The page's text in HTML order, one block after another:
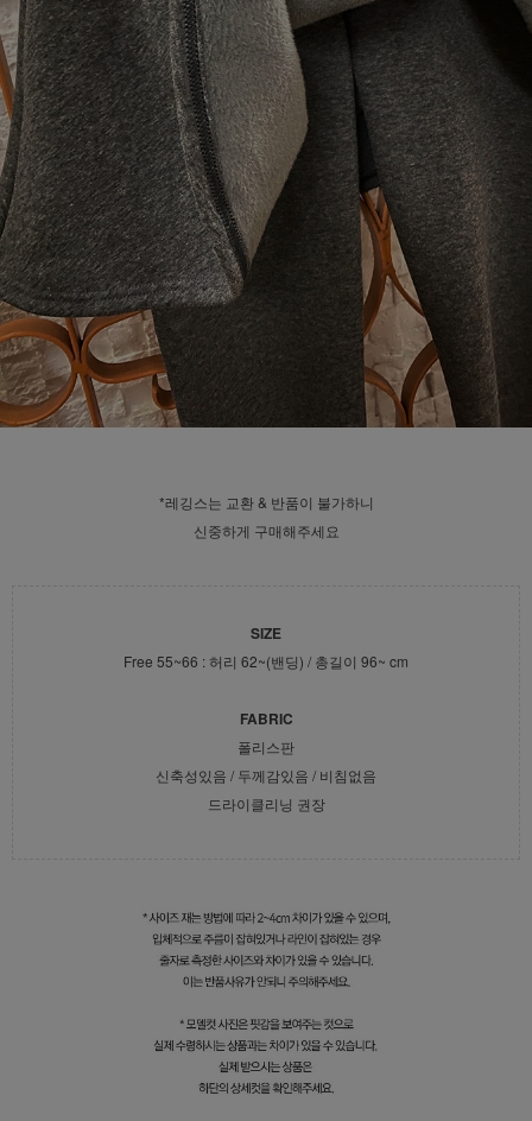
*레깅스는 교환 & 반품이 불가하니
신중하게 구매해주세요
SIZE
Free 55~66 : 허리 62~(밴딩) / 총길이 96~ cm
FABRIC
폴리스판
신축성있음 / 두께감있음 / 비침없음
드라이클리닝 권장